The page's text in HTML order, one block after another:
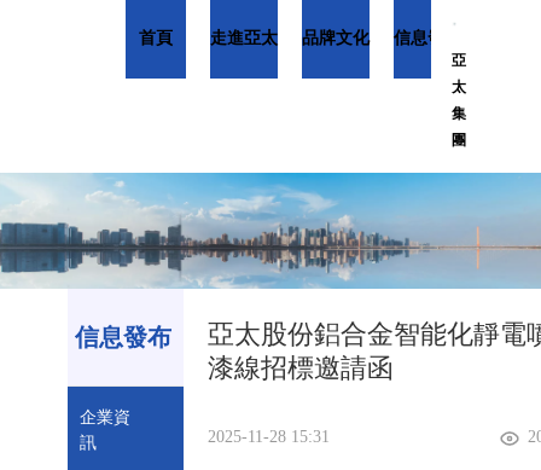
首頁 走進亞太 品牌文化 信息發布
亞
太
集
團
信息發布
企業資
訊
亞太股份鋁合金智能化靜電
漆線招標邀請函
2025-11-28 15:31